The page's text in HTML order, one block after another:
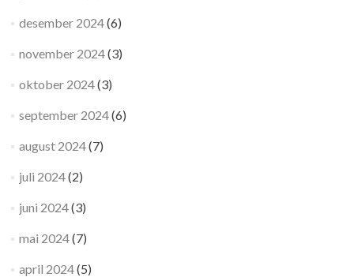
desember 2024(6)
november 2024(3)
oktober 2024(3)
september 2024(6)
august 2024(7)
juli 2024(2)
juni 2024(3)
mai 2024(7)
april 2024(5)